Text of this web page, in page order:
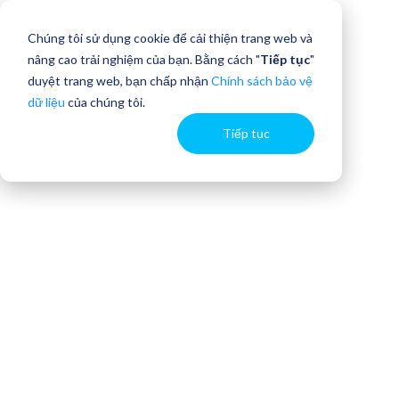
Chúng tôi sử dụng cookie để cải thiện trang web và
nâng cao trải nghiệm của bạn. Bằng cách "Tiếp tục"
duyệt trang web, bạn chấp nhận Chính sách bảo vệ
dữ liệu của chúng tôi.
Tiếp tục